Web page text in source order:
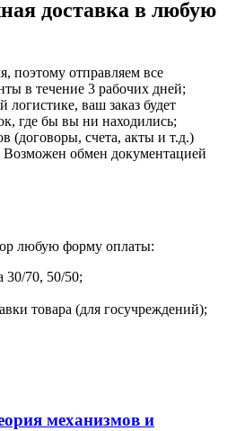
доставка в любую
поэтому отправляем все
в течение 3 рабочих дней;
логистике, ваш заказ будет
где бы вы ни находились;
(договоры, счета, акты и т.д.)
Возможен обмен документацией
любую форму оплаты:
30/70, 50/50;
товара (для госучреждений);
механизмов и